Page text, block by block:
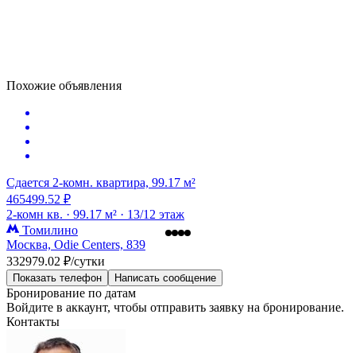
Похожие объявления
Сдается 2-комн. квартира, 99.17 м²
465499.52 ₽
2-комн кв. · 99.17 м² · 13/12 этаж
Томилино
Москва, Odie Centers, 839
332979.02 ₽/сутки
Показать телефон Написать сообщение
Бронирование по датам
Войдите в аккаунт, чтобы отправить заявку на бронирование.
Контакты